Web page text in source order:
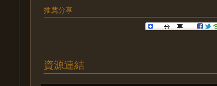
推薦分享
資源連結